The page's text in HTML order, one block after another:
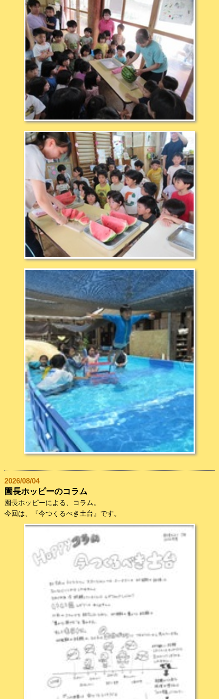
2026/08/04
園長ホッピーのコラム
園長ホッピーによる、コラム。
今回は、『今つくるべき土台』です。